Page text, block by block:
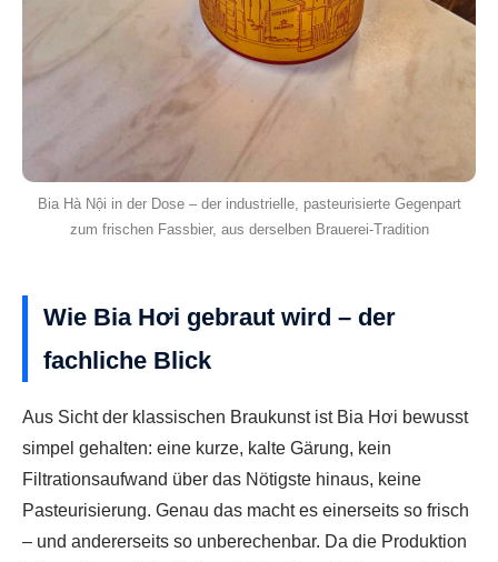
Bia Hà Nội in der Dose – der industrielle, pasteurisierte Gegenpart
zum frischen Fassbier, aus derselben Brauerei-Tradition
Wie Bia Hơi gebraut wird – der
fachliche Blick
Aus Sicht der klassischen Braukunst ist Bia Hơi bewusst
simpel gehalten: eine kurze, kalte Gärung, kein
Filtrationsaufwand über das Nötigste hinaus, keine
Pasteurisierung. Genau das macht es einerseits so frisch
– und andererseits so unberechenbar. Da die Produktion